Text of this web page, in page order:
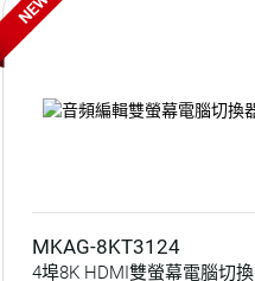
MKAG-8KT3124
4埠8K HDMI雙螢幕電腦切換